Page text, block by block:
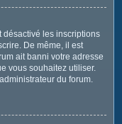
désactivé les inscriptions
De même, il est
ait banni votre adresse
vous souhaitez utiliser.
du forum.